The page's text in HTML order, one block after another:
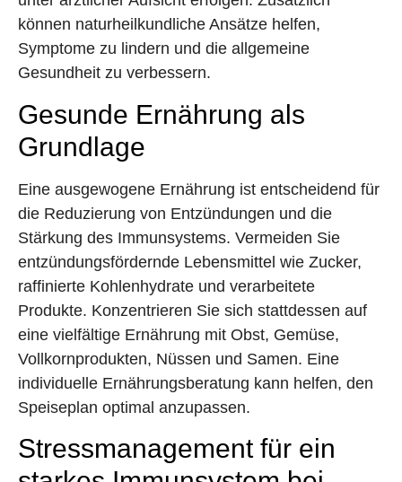
können naturheilkundliche Ansätze helfen,
Symptome zu lindern und die allgemeine
Gesundheit zu verbessern.
Gesunde Ernährung als
Grundlage
Eine ausgewogene Ernährung ist entscheidend für
die Reduzierung von Entzündungen und die
Stärkung des Immunsystems. Vermeiden Sie
entzündungsfördernde Lebensmittel wie Zucker,
raffinierte Kohlenhydrate und verarbeitete
Produkte. Konzentrieren Sie sich stattdessen auf
eine vielfältige Ernährung mit Obst, Gemüse,
Vollkornprodukten, Nüssen und Samen. Eine
individuelle Ernährungsberatung kann helfen, den
Speiseplan optimal anzupassen.
Stressmanagement für ein